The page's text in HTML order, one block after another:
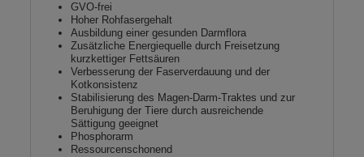
GVO-frei
Hoher Rohfasergehalt
Ausbildung einer gesunden Darmflora
Zusätzliche Energiequelle durch Freisetzung
kurzkettiger Fettsäuren
Verbesserung der Faserverdauung und der
Kotkonsistenz
Stabilisierung des Magen-Darm-Traktes und zur
Beruhigung der Tiere durch ausreichende
Sättigung geeignet
Phosphorarm
Ressourcenschonend